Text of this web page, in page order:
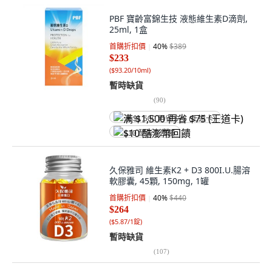
PBF 寶齡富錦生技 液態維生素D滴劑,
25ml, 1盒
首購折扣價 40%$389
$233
($93.20/10ml)
暫時缺貨
(90)
满 $1,500 再省 $75 (王道卡)
$10 酷澎幣回饋
久保雅司 維生素K2 + D3 800I.U.腸溶
軟膠囊, 45顆, 150mg, 1罐
首購折扣價 40%$440
$264
($5.87/1錠)
暫時缺貨
(107)